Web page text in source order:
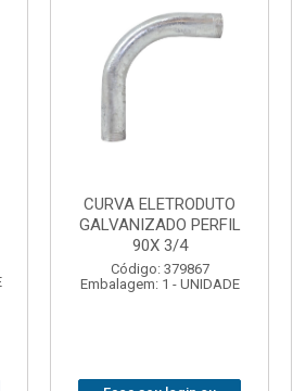
SOQUETE COM
FOTOCELULA EXATRON
COM SENSOR
SPT0E27XC
Código: 379788